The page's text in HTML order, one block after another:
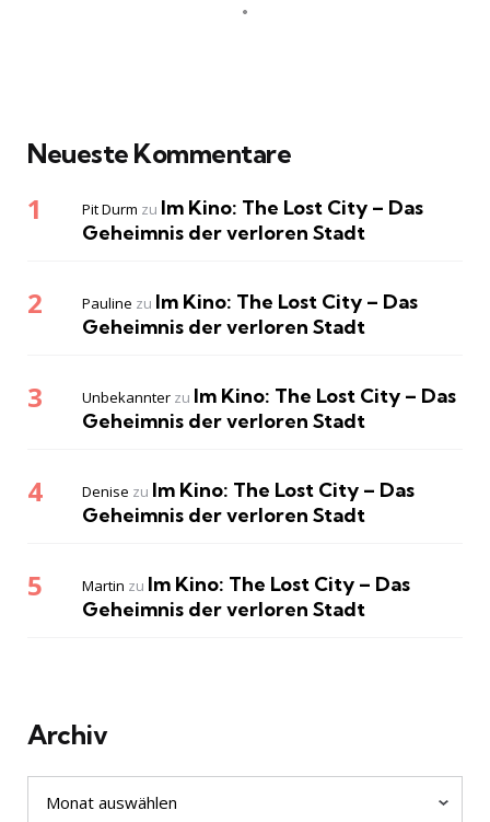
Neueste Kommentare
Pit Durm zu Im Kino: The Lost City – Das
Geheimnis der verloren Stadt
Pauline zu Im Kino: The Lost City – Das
Geheimnis der verloren Stadt
Unbekannter zu Im Kino: The Lost City – Das
Geheimnis der verloren Stadt
Denise zu Im Kino: The Lost City – Das
Geheimnis der verloren Stadt
Martin zu Im Kino: The Lost City – Das
Geheimnis der verloren Stadt
Archiv
Archiv